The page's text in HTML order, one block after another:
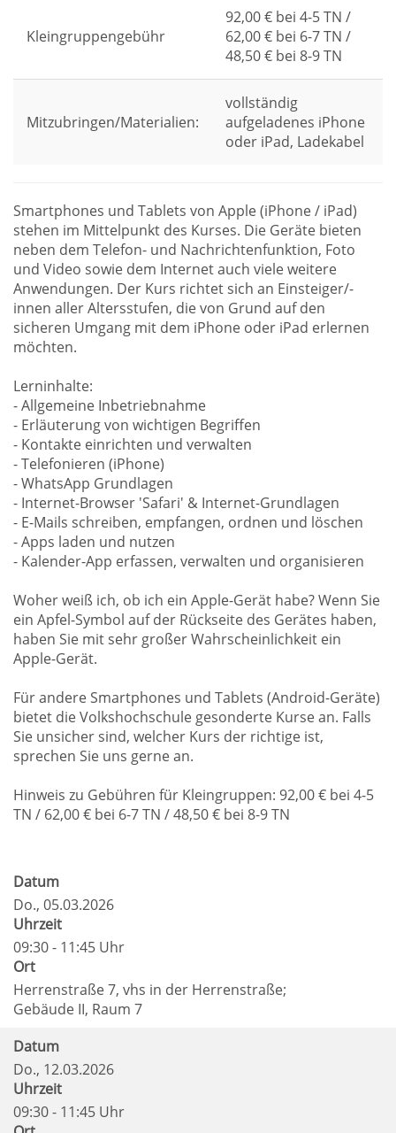
Kleingruppengebühr
92,00 € bei 4-5 TN /
62,00 € bei 6-7 TN /
48,50 € bei 8-9 TN
Mitzubringen/Materialien:
vollständig
aufgeladenes iPhone
oder iPad, Ladekabel
Smartphones und Tablets von Apple (iPhone / iPad)
stehen im Mittelpunkt des Kurses. Die Geräte bieten
neben dem Telefon- und Nachrichtenfunktion, Foto
und Video sowie dem Internet auch viele weitere
Anwendungen. Der Kurs richtet sich an Einsteiger/-
innen aller Altersstufen, die von Grund auf den
sicheren Umgang mit dem iPhone oder iPad erlernen
möchten.
Lerninhalte:
- Allgemeine Inbetriebnahme
- Erläuterung von wichtigen Begriffen
- Kontakte einrichten und verwalten
- Telefonieren (iPhone)
- WhatsApp Grundlagen
- Internet-Browser 'Safari' & Internet-Grundlagen
- E-Mails schreiben, empfangen, ordnen und löschen
- Apps laden und nutzen
- Kalender-App erfassen, verwalten und organisieren
Woher weiß ich, ob ich ein Apple-Gerät habe? Wenn Sie
ein Apfel-Symbol auf der Rückseite des Gerätes haben,
haben Sie mit sehr großer Wahrscheinlichkeit ein
Apple-Gerät.
Für andere Smartphones und Tablets (Android-Geräte)
bietet die Volkshochschule gesonderte Kurse an. Falls
Sie unsicher sind, welcher Kurs der richtige ist,
sprechen Sie uns gerne an.
Hinweis zu Gebühren für Kleingruppen: 92,00 € bei 4-5
TN / 62,00 € bei 6-7 TN / 48,50 € bei 8-9 TN
Datum
Do., 05.03.2026
Uhrzeit
09:30 - 11:45 Uhr
Ort
Herrenstraße 7, vhs in der Herrenstraße;
Gebäude II, Raum 7
Datum
Do., 12.03.2026
Uhrzeit
09:30 - 11:45 Uhr